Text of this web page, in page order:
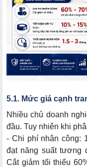
5.1. Mức giá cạnh
Nhiều chủ doanh
đầu. Tuy nhiên khi
- Chi phí nhân công:
đạt năng suất tương
Cắt giảm tối thiểu